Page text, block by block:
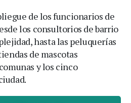
de los funcionarios de
los consultorios de barrio
hasta las peluquerías
de mascotas
y los cinco